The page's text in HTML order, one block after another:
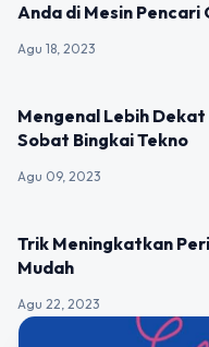
Anda di Mesin Pencari
Agu 18, 2023
Mengenal Lebih
Sobat Bingkai Tekno
Agu 09, 2023
Trik Meningkatkan
Mudah
Agu 22, 2023